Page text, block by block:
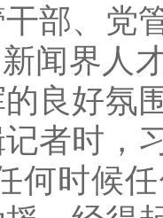
部、党
闻界人
良好氛
者时，
何时候